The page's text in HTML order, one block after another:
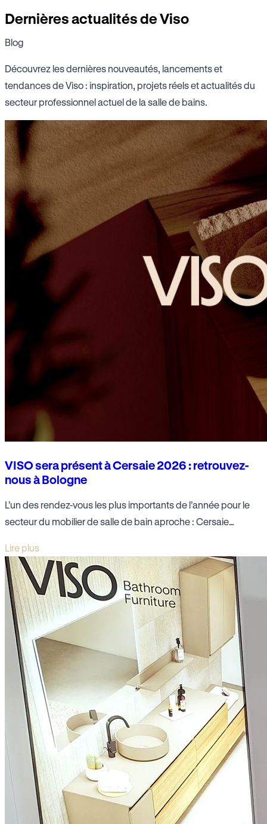
Dernières actualités de Viso
Blog
Découvrez les dernières nouveautés, lancements et
tendances de Viso : inspiration, projets réels et actualités du
secteur professionnel actuel de la salle de bains.
VISO sera présent à Cersaie 2026 : retrouvez-
nous à Bologne
L’un des rendez-vous les plus importants de l’année pour le
secteur du mobilier de salle de bain aproche : Cersaie…
Lire plus